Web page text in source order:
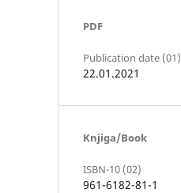
PDF
Publication date (01)
22.01.2021
Knjiga/Book
ISBN-10 (02)
961-6182-81-1